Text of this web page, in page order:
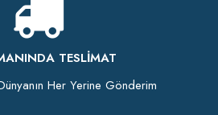
TESLIMAT
Her Yerine Gönderim